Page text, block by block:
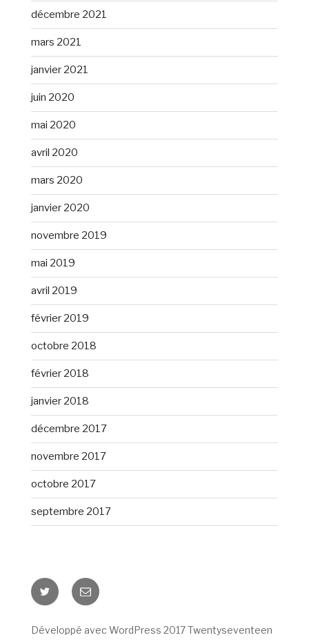
décembre 2021
mars 2021
janvier 2021
juin 2020
mai 2020
avril 2020
mars 2020
janvier 2020
novembre 2019
mai 2019
avril 2019
février 2019
octobre 2018
février 2018
janvier 2018
décembre 2017
novembre 2017
octobre 2017
septembre 2017
Twitter E-
mail
Développé avec WordPress 2017 Twentyseventeen